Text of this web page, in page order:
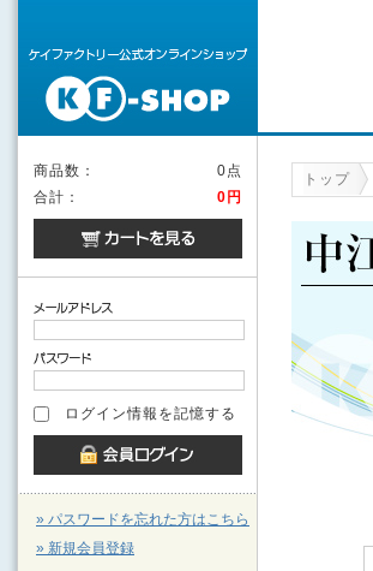
商品数：
0点
合計：
0円
ログイン情報を記憶する
» パスワードを忘れた方はこちら
» 新規会員登録
トップ